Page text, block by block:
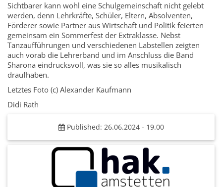
Sichtbarer kann wohl eine Schulgemeinschaft nicht gelebt
werden, denn Lehrkräfte, Schüler, Eltern, Absolventen,
Förderer sowie Partner aus Wirtschaft und Politik feierten
gemeinsam ein Sommerfest der Extraklasse. Nebst
Tanzaufführungen und verschiedenen Labstellen zeigten
auch vorab die Lehrerband und im Anschluss die Band
Sharona eindrucksvoll, was sie so alles musikalisch
draufhaben.
Letztes Foto (c) Alexander Kaufmann
Didi Rath
Published: 26.06.2024 - 19.00